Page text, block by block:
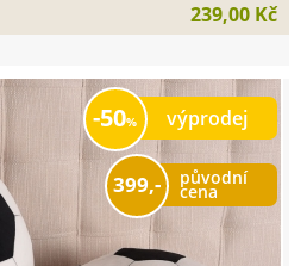
239,00 Kč
výprodej
50
původní
cena
399,-